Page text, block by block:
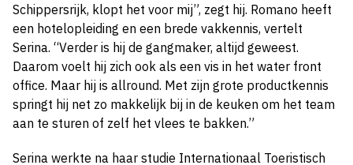
Schippersrijk, klopt het voor mij”, zegt hij. Romano heeft
een hotelopleiding en een brede vakkennis, vertelt
Serina. “Verder is hij de gangmaker, altijd geweest.
Daarom voelt hij zich ook als een vis in het water front
office. Maar hij is allround. Met zijn grote productkennis
springt hij net zo makkelijk bij in de keuken om het team
aan te sturen of zelf het vlees te bakken.”
Serina werkte na haar studie Internationaal Toeristisch